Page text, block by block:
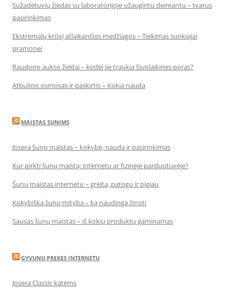
Sužadėtuvių žiedas su laboratorijoje užaugintu deimantu – tvarus
pasirinkimas
Ekstremalų krūvį atlaikančios medžiagos – Tiekimas sunkiajai
pramonei
Raudono aukso žiedai – kodėl jie traukia šiuolaikines poras?
Atbulinis osmosas ir paskirtis – Kokia nauda
MAISTAS SUNIMS
Josera šunų maistas – kokybė, nauda ir pasirinkimas
Kur pirkti šunų maistą: internetu ar fizinėje parduotuvėje?
Šunų maistas internetu – greita, patogu ir pigiau
Kokybiška šunų mityba – ką naudinga žinoti
Sausas šunų maistas – iš kokių produktų gaminamas
GYVUNU PREKES INTERNETU
Josera Classic katėms